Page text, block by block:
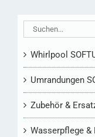
Whirlpool
Umrandungen
Zubehör &
Wasserpflege &